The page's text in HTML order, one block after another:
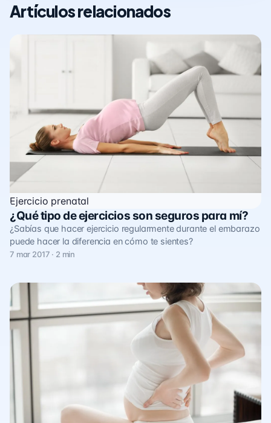
Artículos relacionados
Ejercicio prenatal
¿Qué tipo de ejercicios son seguros para mí?
¿Sabías que hacer ejercicio regularmente durante el embarazo
puede hacer la diferencia en cómo te sientes?
7 mar 2017 · 2 min